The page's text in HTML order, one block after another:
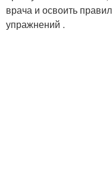
врача и освоить
упражнений .